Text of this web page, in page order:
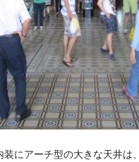
装にアーチ型の大きな天井は